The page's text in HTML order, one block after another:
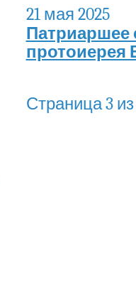
21 мая 2025
Патриаршее
протоиерея
Страница 3 из